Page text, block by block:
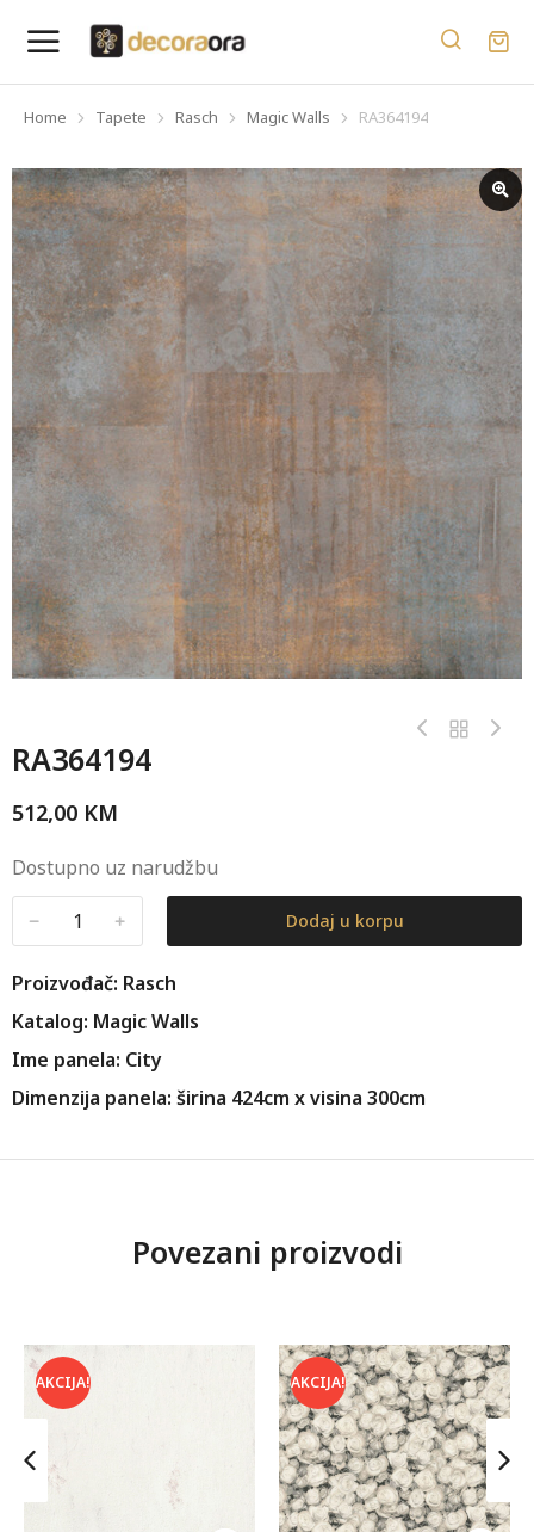
You are here:
Home Tapete Rasch Magic Walls RA364194
RA364194
512,00 KM
Dostupno uz narudžbu
﹣ ﹢ Dodaj u korpu
Proizvođač: Rasch
Katalog: Magic Walls
Ime panela: City
Dimenzija panela: širina 424cm x visina 300cm
Povezani proizvodi
AKCIJA! AKCIJA!